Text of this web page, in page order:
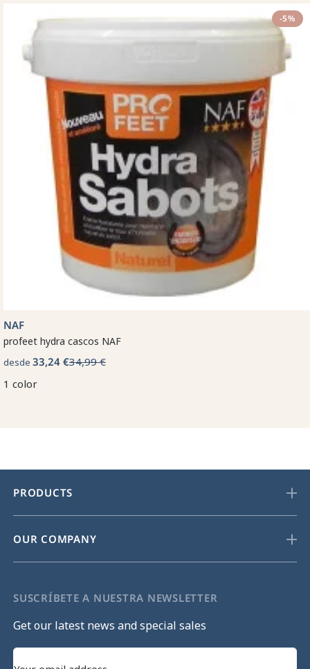
-5%
NAF
profeet hydra cascos NAF
desde 33,24 €34,99 €
1 color
PRODUCTS
OUR COMPANY
SUSCRÍBETE A NUESTRA NEWSLETTER
Get our latest news and special sales